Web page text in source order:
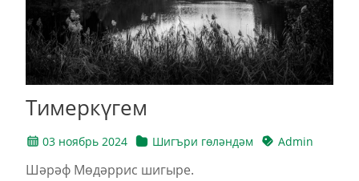
Тимеркүгем
03 ноябрь 2024 Шигъри гөләндәм Admin
Шәрәф Мөдәррис шигыре.